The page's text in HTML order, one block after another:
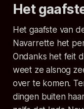
Het
Het gaafste van
Navarrette het
Ondanks het feit
weet ze alsnog
over te komen.
dingen buiten